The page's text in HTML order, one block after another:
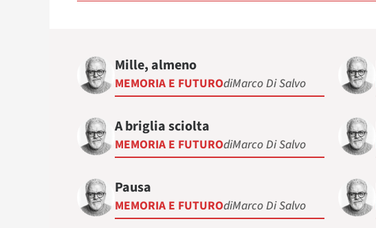
Mille, almeno
MEMORIA E FUTUROdiMarco Di Salvo
A briglia sciolta
MEMORIA E FUTUROdiMarco Di Salvo
Pausa
MEMORIA E FUTUROdiMarco Di Salvo